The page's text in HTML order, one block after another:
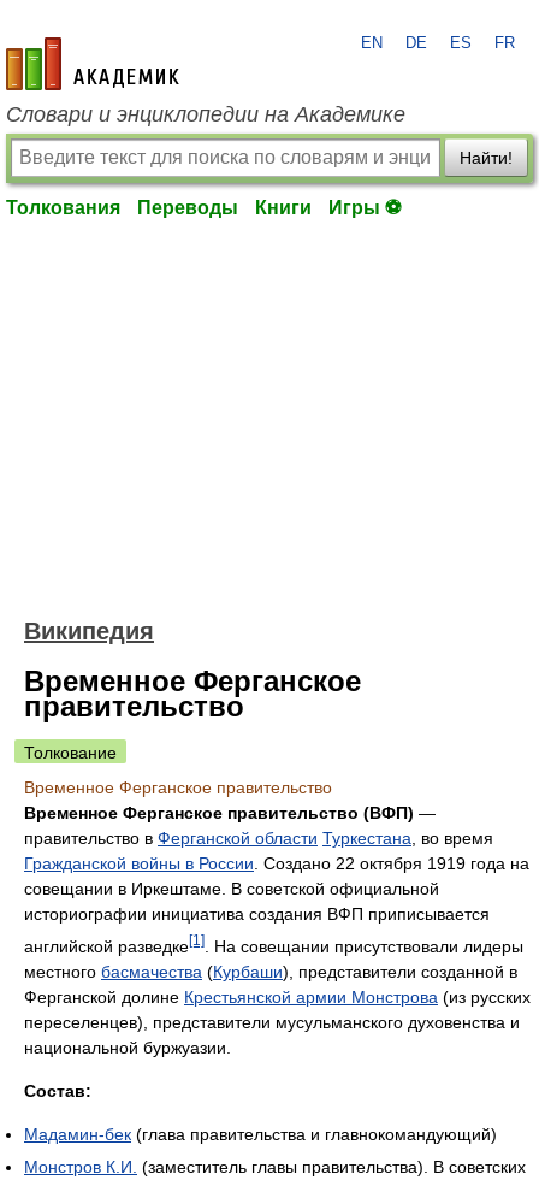
academic.ru
EN DE ES FR
Словари и энциклопедии на Академике
Найти!
Толкования Переводы Книги Игры ⚽
Википедия
Временное Ферганское
правительство
Толкование
Временное Ферганское правительство
Временное Ферганское правительство (ВФП) —
правительство в Ферганской области Туркестана , во время
Гражданской войны в России . Создано 22 октября 1919 года на
совещании в Иркештаме. В советской официальной
историографии инициатива создания ВФП приписывается
английской разведке[1]
. На совещании присутствовали лидеры
местного басмачества (Курбаши), представители созданной в
Ферганской долине Крестьянской армии Монстрова (из русских
переселенцев), представители мусульманского духовенства и
национальной буржуазии.
Состав:
Мадамин-бек (глава правительства и главнокомандующий)
Монстров К.И. (заместитель главы правительства). В советских